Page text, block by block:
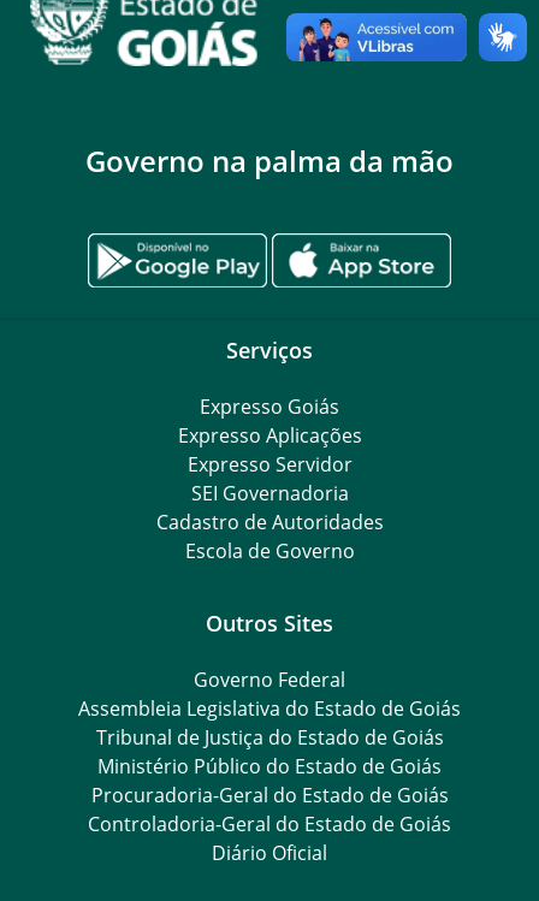
Governo na palma da mão
Serviços
Expresso Goiás
Expresso Aplicações
Expresso Servidor
SEI Governadoria
Cadastro de Autoridades
Escola de Governo
Outros Sites
Governo Federal
Assembleia Legislativa do Estado de Goiás
Tribunal de Justiça do Estado de Goiás
Ministério Público do Estado de Goiás
Procuradoria-Geral do Estado de Goiás
Controladoria-Geral do Estado de Goiás
Diário Oficial